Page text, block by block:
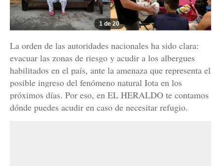
1 de 20
La orden de las autoridades nacionales ha sido clara:
evacuar las zonas de riesgo y acudir a los albergues
habilitados en el país, ante la amenaza que representa el
posible ingreso del fenómeno natural Iota en los
próximos días. Por eso, en EL HERALDO te contamos
dónde puedes acudir en caso de necesitar refugio.